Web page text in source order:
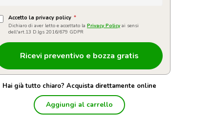
Accetto la privacy policy *
Dichiaro di aver letto e accettato la Privacy Policy ai sensi
dell'art.13 D.lgs 2016/679 GDPR
Hai già tutto chiaro? Acquista direttamente online
Aggiungi al carrello